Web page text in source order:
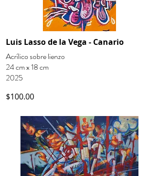
Luis Lasso de la Vega - Canario
Acrílico sobre lienzo
24 cm x 18 cm
2025
$100.00